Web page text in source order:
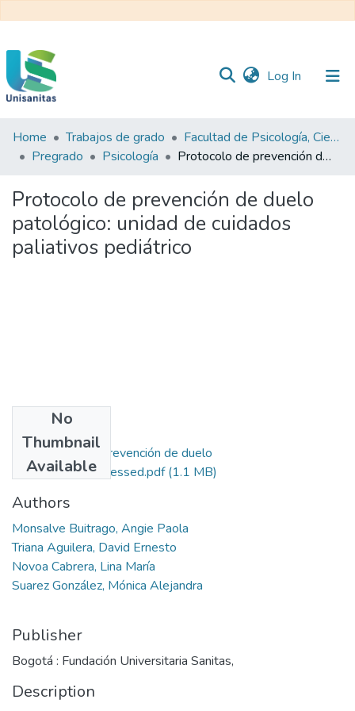
Log In (current)
Inicio
Web
Unisanitas
Home Trabajos de grado
Facultad de Psicología, Ciencias Sociales y de la Educación
Pregrado
Psicología Protocolo de prevención de duelo patológico: unidad de cuidados paliativos pediátrico
Protocolo de prevención de duelo
patológico: unidad de cuidados
paliativos pediátrico
No
Thumbnail
Available
Protocolo de prevención de duelo
patológico_compressed.pdf(1.1 MB)
Authors
Monsalve Buitrago, Angie Paola
Triana Aguilera, David Ernesto
Novoa Cabrera, Lina María
Suarez González, Mónica Alejandra
Publisher
Bogotá : Fundación Universitaria Sanitas,
Description